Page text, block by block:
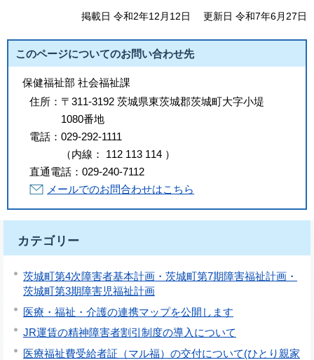
掲載日 令和2年12月12日 更新日 令和7年6月27日
このページについてのお問い合わせ先
保健福祉部 社会福祉課
住所： 〒311-3192 茨城県東茨城郡茨城町大字小堤
1080番地
電話： 029-292-1111
（内線 ： 112 113 114 ）
直通電話： 029-240-7112
メールでのお問合わせはこちら
カテゴリー
茨城町第4次障害者基本計画・茨城町第7期障害福祉計画・
茨城町第3期障害児福祉計画
医療・福祉・介護の連携マップを公開します
JR運賃の精神障害者割引制度の導入について
医療福祉費受給者証（マル福）の交付について(ひとり親家